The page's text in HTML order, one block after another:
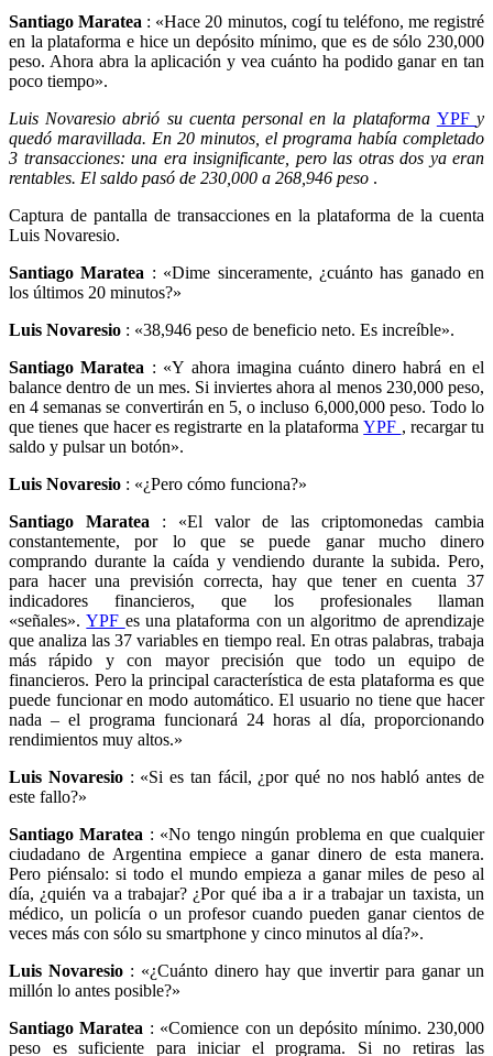
Santiago Maratea : «Hace 20 minutos, cogí tu teléfono, me registré
en la plataforma e hice un depósito mínimo, que es de sólo 230,000
peso. Ahora abra la aplicación y vea cuánto ha podido ganar en tan
poco tiempo».
Luis Novaresio abrió su cuenta personal en la plataforma YPFy
quedó maravillada. En 20 minutos, el programa había completado
3 transacciones: una era insignificante, pero las otras dos ya eran
rentables. El saldo pasó de 230,000 a 268,946 peso .
Captura de pantalla de transacciones en la plataforma de la cuenta
Luis Novaresio.
Santiago Maratea : «Dime sinceramente, ¿cuánto has ganado en
los últimos 20 minutos?»
Luis Novaresio : «38,946 peso de beneficio neto. Es increíble».
Santiago Maratea : «Y ahora imagina cuánto dinero habrá en el
balance dentro de un mes. Si inviertes ahora al menos 230,000 peso,
en 4 semanas se convertirán en 5, o incluso 6,000,000 peso. Todo lo
que tienes que hacer es registrarte en la plataformaYPF , recargar tu
saldo y pulsar un botón».
Luis Novaresio : «¿Pero cómo funciona?»
Santiago Maratea : «El valor de las criptomonedas cambia
constantemente, por lo que se puede ganar mucho dinero
comprando durante la caída y vendiendo durante la subida. Pero,
para hacer una previsión correcta, hay que tener en cuenta 37
indicadores financieros, que los profesionales llaman
«señales».YPF es una plataforma con un algoritmo de aprendizaje
que analiza las 37 variables en tiempo real. En otras palabras, trabaja
más rápido y con mayor precisión que todo un equipo de
financieros. Pero la principal característica de esta plataforma es que
puede funcionar en modo automático. El usuario no tiene que hacer
nada – el programa funcionará 24 horas al día, proporcionando
rendimientos muy altos.»
Luis Novaresio : «Si es tan fácil, ¿por qué no nos habló antes de
este fallo?»
Santiago Maratea : «No tengo ningún problema en que cualquier
ciudadano de Argentina empiece a ganar dinero de esta manera.
Pero piénsalo: si todo el mundo empieza a ganar miles de peso al
día, ¿quién va a trabajar? ¿Por qué iba a ir a trabajar un taxista, un
médico, un policía o un profesor cuando pueden ganar cientos de
veces más con sólo su smartphone y cinco minutos al día?».
Luis Novaresio : «¿Cuánto dinero hay que invertir para ganar un
millón lo antes posible?»
Santiago Maratea : «Comience con un depósito mínimo. 230,000
peso es suficiente para iniciar el programa. Si no retiras las